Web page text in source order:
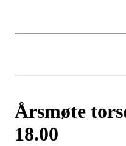
Årsmøte
18.00